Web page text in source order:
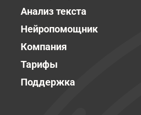
Анализ текста
Нейропомощник
Компания
Тарифы
Поддержка